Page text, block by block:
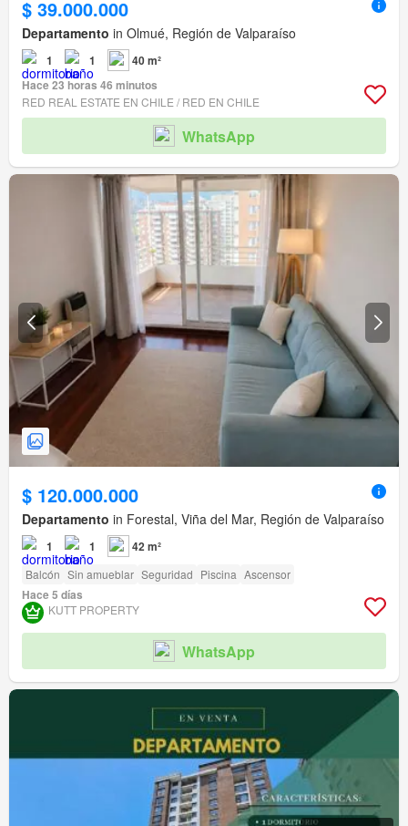
$ 39.000.000
Departamento in Olmué, Región de Valparaíso
1 1
40 m²
Hace 23 horas 46 minutos
RED REAL ESTATE EN CHILE / RED EN CHILE
WhatsApp
$ 120.000.000
Departamento in Forestal, Viña del Mar, Región de Valparaíso
1 1 42 m²
Balcón Sin amueblar Seguridad Piscina Ascensor
Hace 5 días
KUTT PROPERTY
WhatsApp